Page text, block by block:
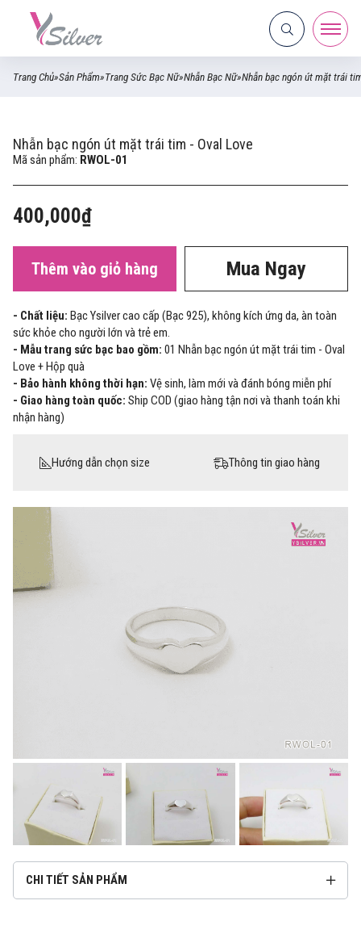
Trang Chủ»Sản Phẩm»Trang Sức Bạc Nữ»Nhẫn Bạc Nữ»Nhẫn bạc ngón út mặt trái
Nhẫn bạc ngón út mặt trái tim - Oval Love
Mã sản phẩm: RWOL-01
400,000₫
Thêm vào giỏ hàng Mua Ngay
- Chất liệu: Bạc Ysilver cao cấp (Bạc 925), không kích ứng da, àn toàn
sức khỏe cho người lớn và trẻ em.
- Mẫu trang sức bạc bao gồm: 01 Nhẫn bạc ngón út mặt trái tim - Oval
Love + Hộp quà
- Bảo hành không thời hạn: Vệ sinh, làm mới và đánh bóng miễn phí
- Giao hàng toàn quốc: Ship COD (giao hàng tận nơi và thanh toán khi
nhận hàng)
Hướng dẫn chọn size Thông tin giao hàng
CHI TIẾT SẢN PHẨM